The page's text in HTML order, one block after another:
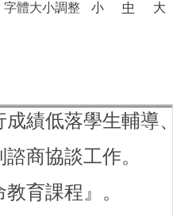
字體大小調整 小 中 大
成績低落學生輔
商協談工作。
育課程』。